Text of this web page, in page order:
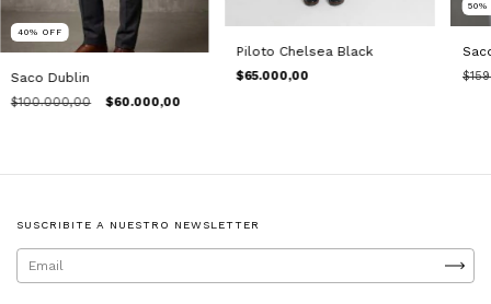
40% OFF
Saco Dublin
$100.000,00 $60.000,00
Piloto Chelsea Black
$65.000,00
50
SUSCRIBITE A NUESTRO NEWSLETTER